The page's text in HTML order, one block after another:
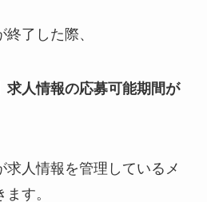
了した際、
求人情報の応募可能期間が
求人情報を管理しているメ
す。